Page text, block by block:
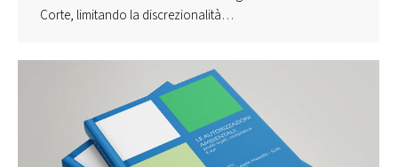
Corte, limitando la discrezionalità…